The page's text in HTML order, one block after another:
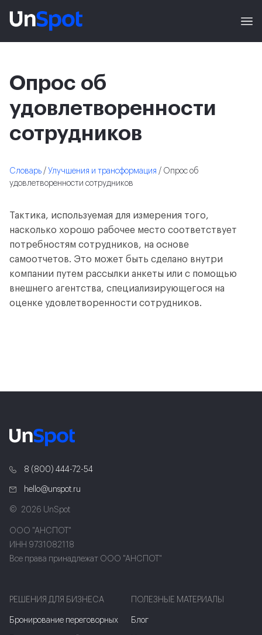
Опрос об
удовлетворенности
сотрудников
Словарь / Улучшения и трансформация / Опрос об
удовлетворенности сотрудников
Тактика, используемая для измерения того,
насколько хорошо рабочее место соответствует
потребностям сотрудников, на основе
самоотчетов. Это может быть сделано внутри
компании путем рассылки анкеты или с помощью
внешнего агентства, специализирующегося на
оценке удовлетворенности сотрудников.
8 (800) 444-72-54
hello@unspot.ru
2026 UnSpot
ООО "АНСПОТ"
ИНН 9731082118
Все права принадлежат ООО "АНСПОТ"
РЕШЕНИЯ ДЛЯ БИЗНЕСА
Бронирование переговорных
ПОЛЕЗНЫЕ МАТЕРИАЛЫ
Блог